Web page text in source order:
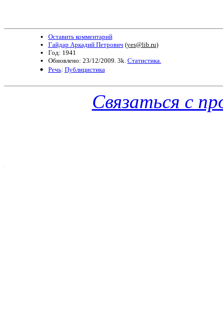
Оставить комментарий
Гайдар Аркадий Петрович (yes@lib.ru)
Год: 1941
Обновлено: 23/12/2009. 3k. Статистика.
Речь: Публицистика
Связаться с